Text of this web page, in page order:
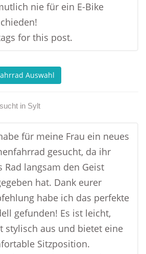
nie für ein E-Bike
for this post.
Auswahl
sucht in Sylt
für meine Frau ein neues
gesucht, da ihr
Rad langsam den Geist
hat. Dank eurer
habe ich das perfekte
gefunden! Es ist leicht,
stylisch aus und bietet eine
Sitzposition.